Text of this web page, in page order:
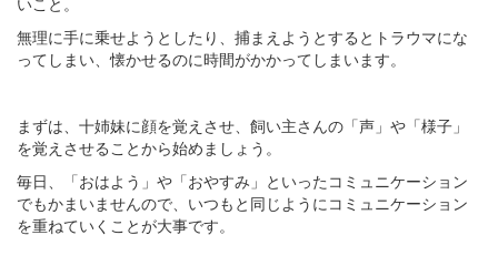
無理に手に乗せようとしたり、捕まえようとするとトラウマにな
ってしまい、懐かせるのに時間がかかってしまいます。
まずは、十姉妹に顔を覚えさせ、飼い主さんの「声」や「様子」
を覚えさせることから始めましょう。
毎日、「おはよう」や「おやすみ」といったコミュニケーション
でもかまいませんので、いつもと同じようにコミュニケーション
を重ねていくことが大事です。